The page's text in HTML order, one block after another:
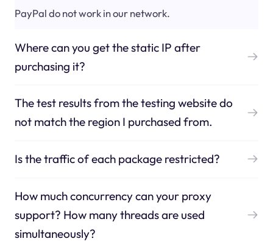
PayPal do not work in our network.
Where can you get the static IP after
purchasing it?
The test results from the testing website do
not match the region I purchased from.
Is the traffic of each package restricted?
How much concurrency can your proxy
support? How many threads are used
simultaneously?